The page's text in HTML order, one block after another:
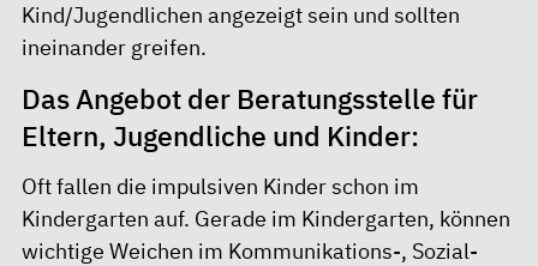
Kind/Jugendlichen angezeigt sein und sollten
ineinander greifen.
Das Angebot der Beratungsstelle für
Eltern, Jugendliche und Kinder:
Oft fallen die impulsiven Kinder schon im
Kindergarten auf. Gerade im Kindergarten, können
wichtige Weichen im Kommunikations-, Sozial-